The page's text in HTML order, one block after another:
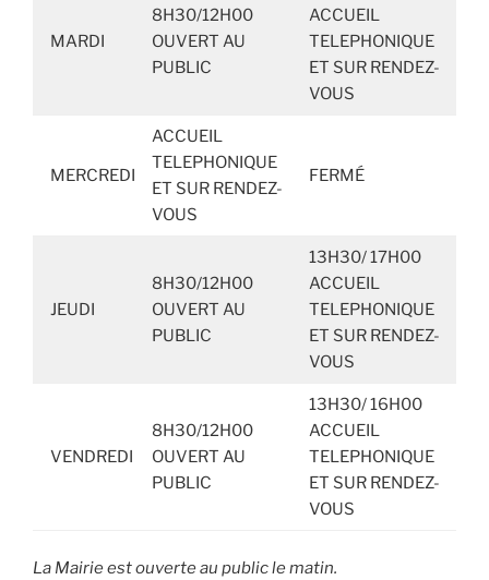
MARDI
8H30/12H00
OUVERT AU
PUBLIC
ACCUEIL
TELEPHONIQUE
ET SUR RENDEZ-
VOUS
MERCREDI
ACCUEIL
TELEPHONIQUE
ET SUR RENDEZ-
VOUS
FERMÉ
JEUDI
8H30/12H00
OUVERT AU
PUBLIC
13H30/ 17H00
ACCUEIL
TELEPHONIQUE
ET SUR RENDEZ-
VOUS
VENDREDI
8H30/12H00
OUVERT AU
PUBLIC
13H30/ 16H00
ACCUEIL
TELEPHONIQUE
ET SUR RENDEZ-
VOUS
La Mairie est ouverte au public le matin.